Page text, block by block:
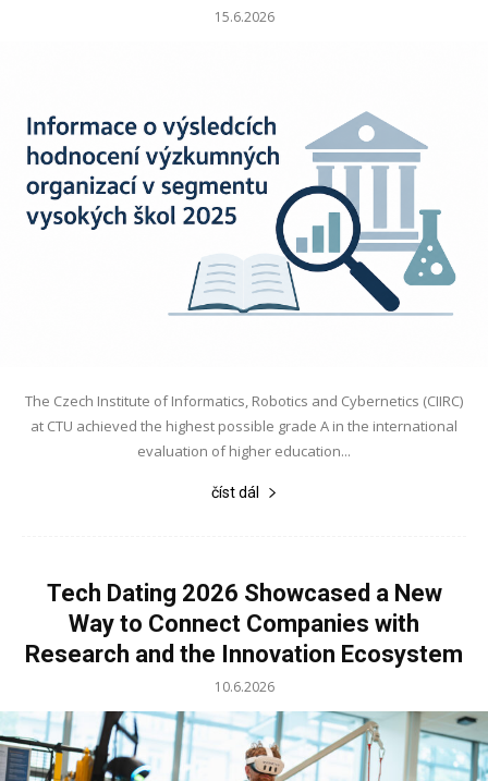
15.6.2026
The Czech Institute of Informatics, Robotics and Cybernetics (CIIRC)
at CTU achieved the highest possible grade A in the international
evaluation of higher education...
číst dál
Tech Dating 2026 Showcased a New
Way to Connect Companies with
Research and the Innovation Ecosystem
10.6.2026